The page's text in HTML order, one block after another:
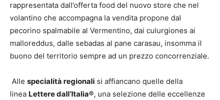
rappresentata dall’offerta food del nuovo store che nel
volantino che accompagna la vendita propone dal
pecorino spalmabile al Vermentino, dai culurgiones ai
malloreddus, dalle sebadas al pane carasau, insomma il
buono del territorio sempre ad un prezzo concorrenziale.
Alle specialità regionali si affiancano quelle della
linea Lettere dall’Italia®, una selezione delle eccellenze